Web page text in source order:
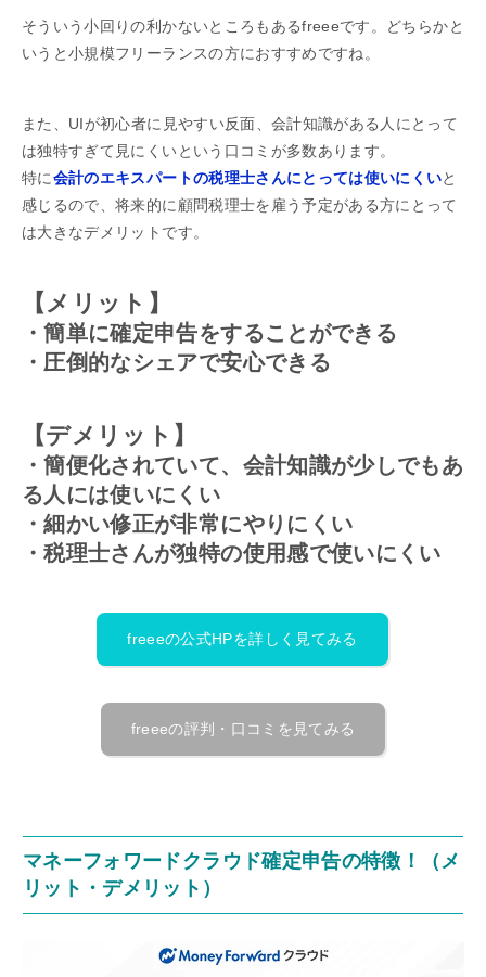
そういう小回りの利かないところもあるfreeeです。どちらかと
いうと小規模フリーランスの方におすすめですね。
また、UIが初心者に見やすい反面、会計知識がある人にとって
は独特すぎて見にくいという口コミが多数あります。
特に会計のエキスパートの税理士さんにとっては使いにくいと
感じるので、将来的に顧問税理士を雇う予定がある方にとって
は大きなデメリットです。
【メリット】
・簡単に確定申告をすることができる
・圧倒的なシェアで安心できる
【デメリット】
・簡便化されていて、会計知識が少しでもあ
る人には使いにくい
・細かい修正が非常にやりにくい
・税理士さんが独特の使用感で使いにくい
freeeの公式HPを詳しく見てみる
freeeの評判・口コミを見てみる
マネーフォワードクラウド確定申告の特徴！（メ
リット・デメリット）